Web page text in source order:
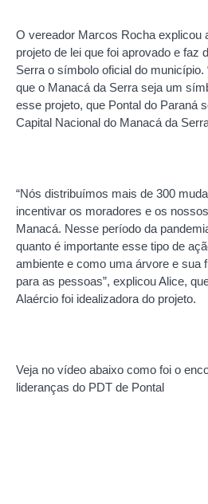
O vereador Marcos Rocha explicou
projeto de lei que foi aprovado e faz
Serra o símbolo oficial do
que o Manacá da Serra seja um
esse projeto, que Pontal do Paraná
Capital Nacional do Manacá da
“Nós distribuímos mais de 300
incentivar os moradores e os
Manacá. Nesse período da
quanto é importante esse tipo de
ambiente e como uma árvore e sua
para as pessoas”, explicou Alice,
Alaércio foi idealizadora do projeto.
Veja no vídeo abaixo como foi o
lideranças do PDT de Pontal